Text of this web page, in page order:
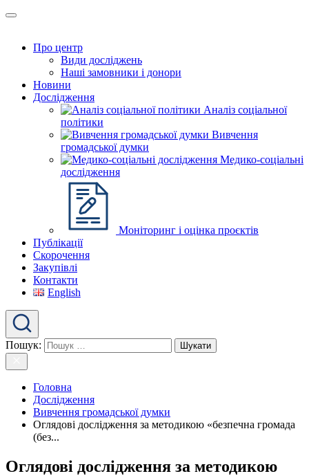
Про центр
Види досліджень
Наші замовники і донори
Новини
Дослідження
Аналіз соціальної
політики
Вивчення
громадської думки
Медико-соціальні
дослідження
Моніторинг і оцінка проєктів
Публікації
Скорочення
Закупівлі
Контакти
English
Пошук:
Головна
Дослідження
Вивчення громадської думки
Оглядові дослідження за методикою «безпечна громада
(без...
Оглядові дослідження за методикою